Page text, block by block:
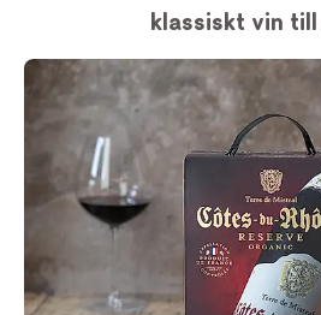
klassiskt vin